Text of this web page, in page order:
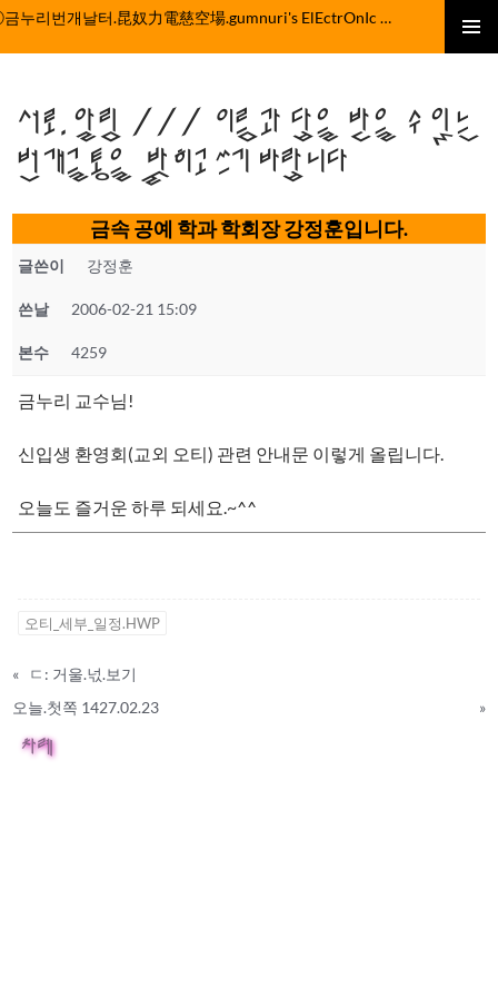
컨
ⓒ금누리번개날터.昆奴力電慈空場.gumnuri's ElEctrOnIc fActOrY
서로.알림 /// 이름과 답을 받을 수 있는
번개글통을 밝히고 쓰기 바랍니다
금속 공예 학과 학회장 강정훈입니다.
글쓴이 강정훈
쓴날 2006-02-21 15:09
본수 4259
금누리 교수님!
신입생 환영회(교외 오티) 관련 안내문 이렇게 올립니다.
오늘도 즐거운 하루 되세요.~^^
오티_세부_일정.HWP
«
ㄷ: 거울.넋.보기
오늘.첫쪽 1427.02.23
»
차례